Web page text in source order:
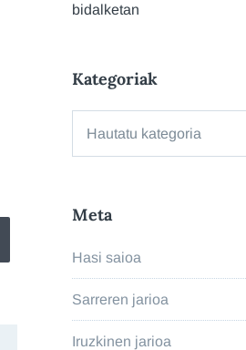
bidalketan
Kategoriak
Meta
Hasi saioa
Sarreren jarioa
Iruzkinen jarioa